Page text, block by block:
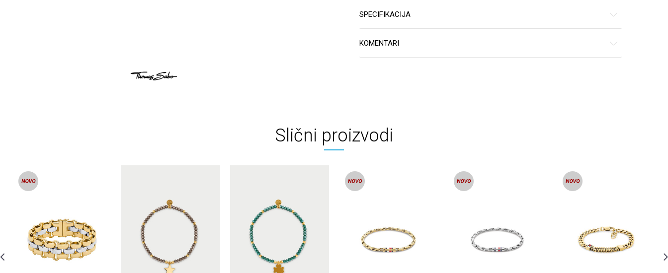
SPECIFIKACIJA
KOMENTARI
Slični proizvodi